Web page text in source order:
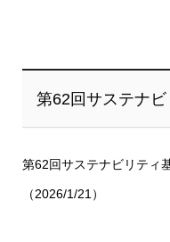
第62回サステナ
第62回サステナビリティ
（2026/1/21）